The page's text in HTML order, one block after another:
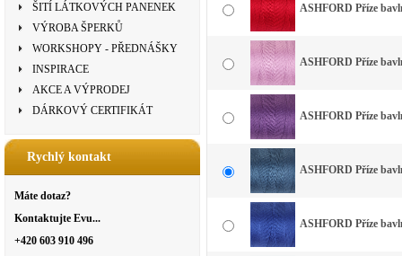
ŠITÍ LÁTKOVÝCH PANENEK
VÝROBA ŠPERKŮ
WORKSHOPY - PŘEDNÁŠKY
INSPIRACE
AKCE A VÝPRODEJ
DÁRKOVÝ CERTIFIKÁT
Rychlý kontakt
Máte dotaz?
Kontaktujte Evu...
+420 603 910 496
ASHFORD Příze
ASHFORD Příze
ASHFORD Příze
ASHFORD Příze
ASHFORD Příze